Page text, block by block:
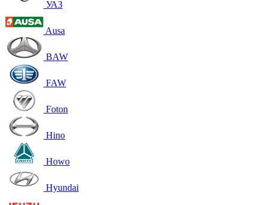
УАЗ
Ausa
BAW
FAW
Foton
Hino
Howo
Hyundai